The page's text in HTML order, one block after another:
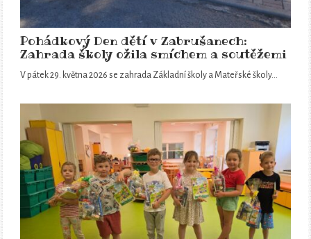
Pohádkový Den dětí v Zabrušanech:
Zahrada školy ožila smíchem a soutěžemi
V pátek 29. května 2026 se zahrada Základní školy a Mateřské školy…